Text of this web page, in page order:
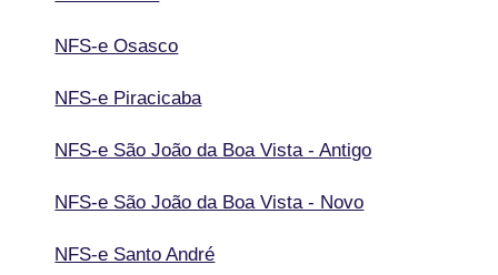
NFS-e Osasco
NFS-e Piracicaba
NFS-e São João da Boa Vista - Antigo
NFS-e São João da Boa Vista - Novo
NFS-e Santo André